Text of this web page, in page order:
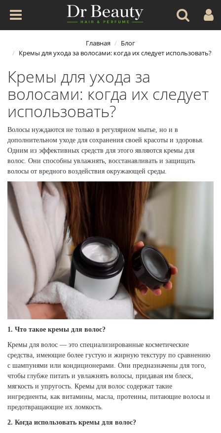
Главная
Блог
Кремы для ухода за волосами: когда их следует использовать?
Кремы для ухода за
волосами: когда их следует
использовать?
Волосы нуждаются не только в регулярном мытье, но и в
дополнительном уходе для сохранения своей красоты и здоровья.
Одним из эффективных средств для этого являются кремы для
волос. Они способны увлажнять, восстанавливать и защищать
волосы от вредного воздействия окружающей среды.
1. Что такое кремы для волос?
Кремы для волос — это специализированные косметические
средства, имеющие более густую и жирную текстуру по сравнению
с шампунями или кондиционерами. Они предназначены для того,
чтобы глубже питать и увлажнять волосы, придавая им блеск,
мягкость и упругость. Кремы для волос содержат такие
ингредиенты, как витамины, масла, протеины, питающие волосы и
предотвращающие их ломкость.
2. Когда использовать кремы для волос?